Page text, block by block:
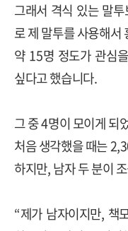
그래서 격식 있는 말투
로 제 말투를 사용해서
약 15명 정도가 관심
싶다고 했습니다.
그 중4명이 모이게 되
처음 생각했을 때는
하지만,남자 두분이
“제가 남자이지만, 책